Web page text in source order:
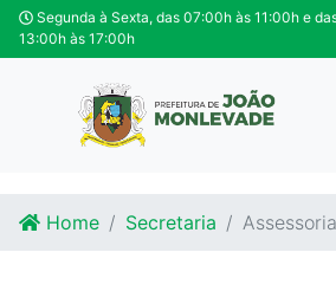
Ir para o conteúdo
Ir para o fim do conteúdo
Segunda à Sexta, das 07:00h às 11:00h e
13:00h às 17:00h
Home Secretaria